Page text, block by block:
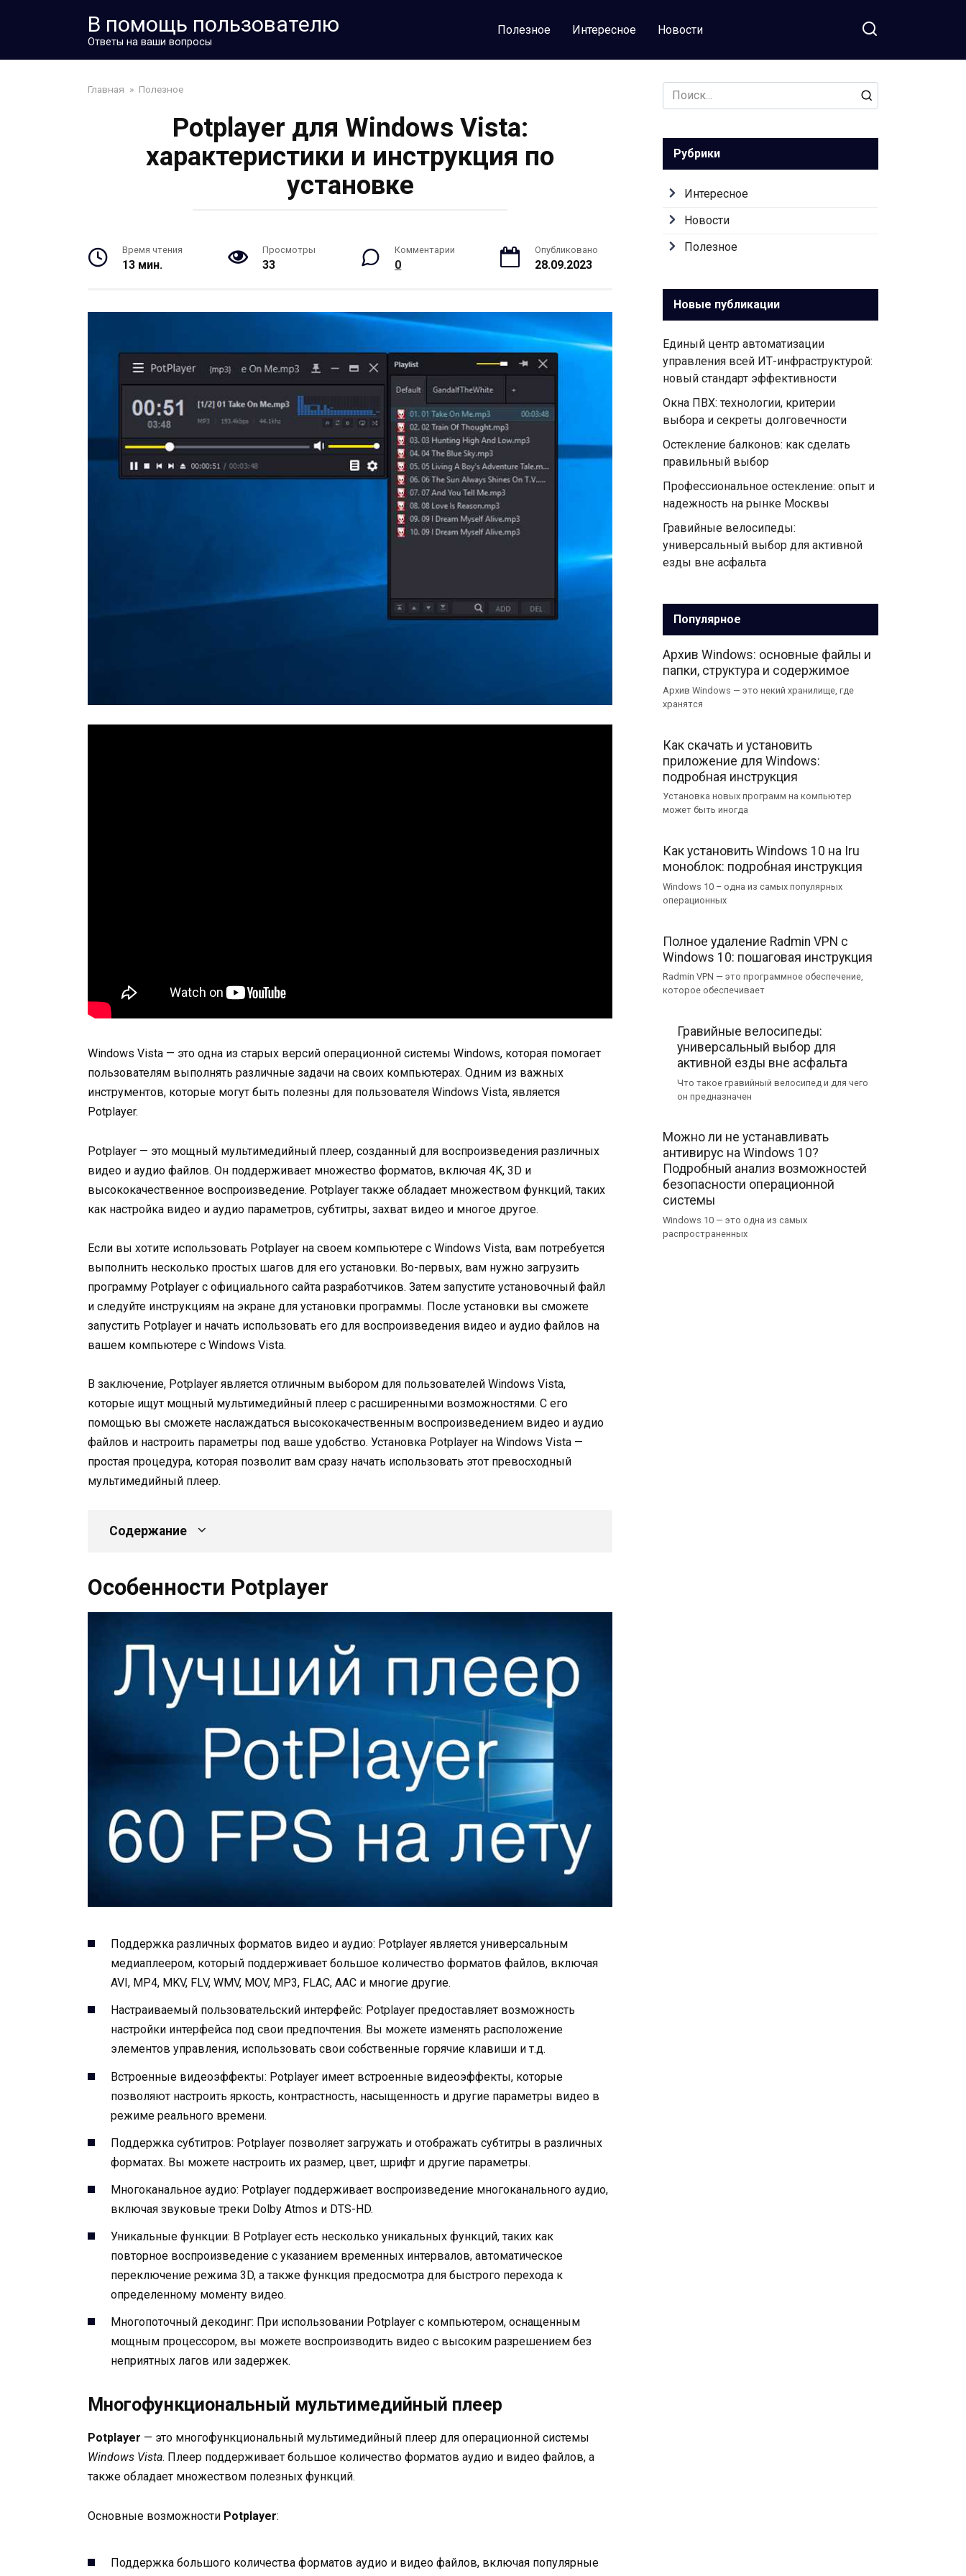
В помощь пользователю
Ответы на ваши вопросы
Полезное Интересное Новости
Главная » Полезное
Potplayer для Windows Vista:
характеристики и инструкция по
установке
Время чтения
13 мин.
Просмотры
33
Комментарии
0
Опубликовано
28.09.2023
Windows Vista — это одна из старых версий операционной системы Windows, которая помогает
пользователям выполнять различные задачи на своих компьютерах. Одним из важных
инструментов, которые могут быть полезны для пользователя Windows Vista, является
Potplayer.
Potplayer — это мощный мультимедийный плеер, созданный для воспроизведения различных
видео и аудио файлов. Он поддерживает множество форматов, включая 4K, 3D и
высококачественное воспроизведение. Potplayer также обладает множеством функций, таких
как настройка видео и аудио параметров, субтитры, захват видео и многое другое.
Если вы хотите использовать Potplayer на своем компьютере с Windows Vista, вам потребуется
выполнить несколько простых шагов для его установки. Во-первых, вам нужно загрузить
программу Potplayer с официального сайта разработчиков. Затем запустите установочный файл
и следуйте инструкциям на экране для установки программы. После установки вы сможете
запустить Potplayer и начать использовать его для воспроизведения видео и аудио файлов на
вашем компьютере с Windows Vista.
В заключение, Potplayer является отличным выбором для пользователей Windows Vista,
которые ищут мощный мультимедийный плеер с расширенными возможностями. С его
помощью вы сможете наслаждаться высококачественным воспроизведением видео и аудио
файлов и настроить параметры под ваше удобство. Установка Potplayer на Windows Vista —
простая процедура, которая позволит вам сразу начать использовать этот превосходный
мультимедийный плеер.
Содержание
Особенности Potplayer
Поддержка различных форматов видео и аудио: Potplayer является универсальным
медиаплеером, который поддерживает большое количество форматов файлов, включая
AVI, MP4, MKV, FLV, WMV, MOV, MP3, FLAC, AAC и многие другие.
Настраиваемый пользовательский интерфейс: Potplayer предоставляет возможность
настройки интерфейса под свои предпочтения. Вы можете изменять расположение
элементов управления, использовать свои собственные горячие клавиши и т.д.
Встроенные видеоэффекты: Potplayer имеет встроенные видеоэффекты, которые
позволяют настроить яркость, контрастность, насыщенность и другие параметры видео в
режиме реального времени.
Поддержка субтитров: Potplayer позволяет загружать и отображать субтитры в различных
форматах. Вы можете настроить их размер, цвет, шрифт и другие параметры.
Многоканальное аудио: Potplayer поддерживает воспроизведение многоканального аудио,
включая звуковые треки Dolby Atmos и DTS-HD.
Уникальные функции: В Potplayer есть несколько уникальных функций, таких как
повторное воспроизведение с указанием временных интервалов, автоматическое
переключение режима 3D, а также функция предосмотра для быстрого перехода к
определенному моменту видео.
Многопоточный декодинг: При использовании Potplayer с компьютером, оснащенным
мощным процессором, вы можете воспроизводить видео с высоким разрешением без
неприятных лагов или задержек.
Многофункциональный мультимедийный плеер
Potplayer — это многофункциональный мультимедийный плеер для операционной системы
Windows Vista. Плеер поддерживает большое количество форматов аудио и видео файлов, а
также обладает множеством полезных функций.
Основные возможности Potplayer:
Поддержка большого количества форматов аудио и видео файлов, включая популярные
Search
for:
Рубрики
Интересное
Новости
Полезное
Новые публикации
Единый центр автоматизации
управления всей ИТ-инфраструктурой:
новый стандарт эффективности
Окна ПВХ: технологии, критерии
выбора и секреты долговечности
Остекление балконов: как сделать
правильный выбор
Профессиональное остекление: опыт и
надежность на рынке Москвы
Гравийные велосипеды:
универсальный выбор для активной
езды вне асфальта
Популярное
Архив Windows: основные файлы и
папки, структура и содержимое
Архив Windows — это некий хранилище, где
хранятся
Как скачать и установить
приложение для Windows:
подробная инструкция
Установка новых программ на компьютер
может быть иногда
Как установить Windows 10 на Iru
моноблок: подробная инструкция
Windows 10 – одна из самых популярных
операционных
Полное удаление Radmin VPN с
Windows 10: пошаговая инструкция
Radmin VPN — это программное обеспечение,
которое обеспечивает
Гравийные велосипеды:
универсальный выбор для
активной езды вне асфальта
Что такое гравийный велосипед и для чего
он предназначен
Можно ли не устанавливать
антивирус на Windows 10?
Подробный анализ возможностей
безопасности операционной
системы
Windows 10 — это одна из самых
распространенных